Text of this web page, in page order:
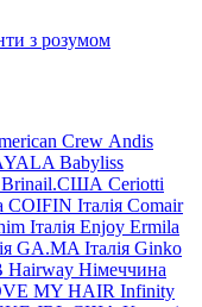
з розумом
Crew Andis
Babyliss
Brinail.США Ceriotti
COIFIN Італія Comair
Італія Enjoy Ermila
GA.MA Італія Ginko
Hairway Німеччина
MY HAIR Infinity